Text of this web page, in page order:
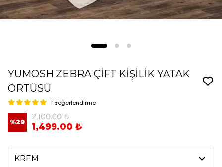
YUMOSH ZEBRA ÇİFT KİŞİLİK YATAK
ÖRTÜSÜ
1 değerlendirme
%29
2,100.00 ₺
1,499.00 ₺